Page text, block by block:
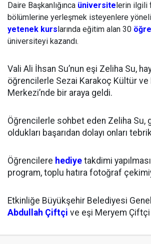
Daire Başkanlığınca üniversitelerin ilgili
bölümlerine yerleşmek isteyenlere
yetenek kurslarında eğitim alan 30
üniversiteyi kazandı.
Vali Ali İhsan Su’nun eşi Zeliha Su,
öğrencilerle Sezai Karakoç Kültür ve
Merkezi’nde bir araya geldi.
Öğrencilerle sohbet eden Zeliha Su,
oldukları başarıdan dolayı onları
Öğrencilere hediye takdimi
program, toplu hatıra fotoğraf
Etkinliğe Büyükşehir Belediyesi
Abdullah Çiftçi ve eşi Meryem Çiftçi